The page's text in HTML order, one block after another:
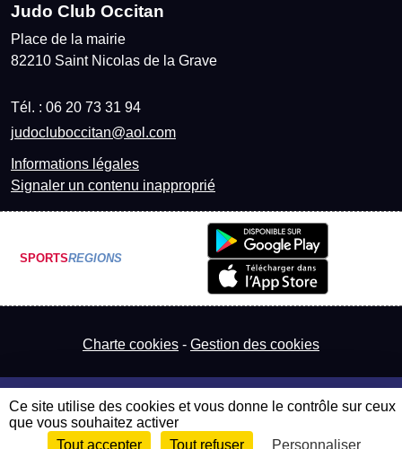
Judo Club Occitan
Place de la mairie
82210 Saint Nicolas de la Grave
Tél. : 06 20 73 31 94
judocluboccitan@aol.com
Informations légales
Signaler un contenu inapproprié
SPORTSREGIONS
Charte cookies Gestion des cookies
Envie de participer ?
Ce site utilise des cookies et vous donne le contrôle sur ceux
que vous souhaitez activer
Tout accepter
Tout refuser Personnaliser